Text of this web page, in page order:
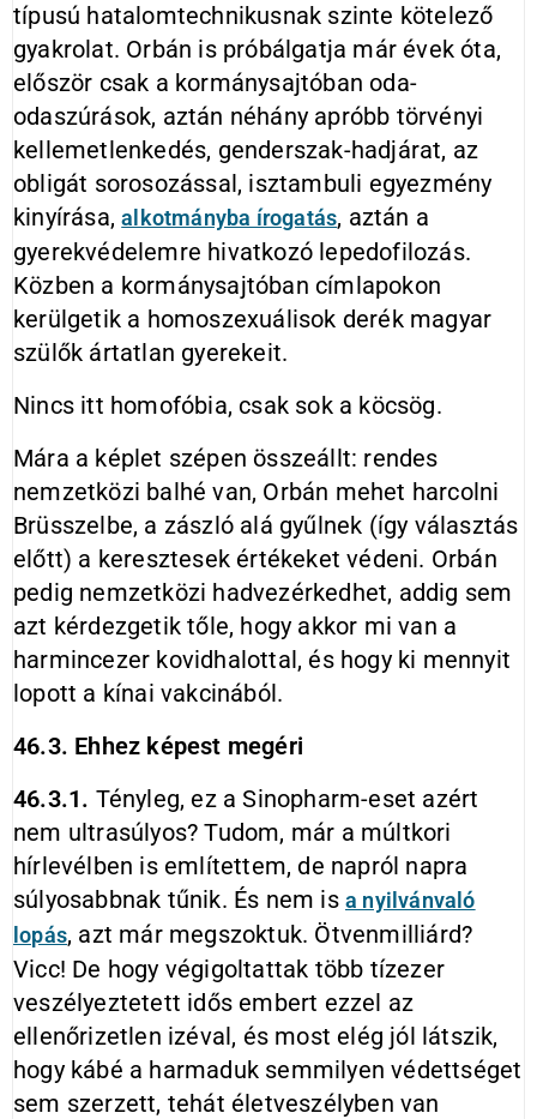
típusú hatalomtechnikusnak szinte kötelező
gyakrolat. Orbán is próbálgatja már évek óta,
először csak a kormánysajtóban oda-
odaszúrások, aztán néhány apróbb törvényi
kellemetlenkedés, genderszak-hadjárat, az
obligát sorosozással, isztambuli egyezmény
kinyírása,alkotmányba írogatás, aztán a
gyerekvédelemre hivatkozó lepedofilozás.
Közben a kormánysajtóban címlapokon
kerülgetik a homoszexuálisok derék magyar
szülők ártatlan gyerekeit.
Nincs itt homofóbia, csak sok a köcsög.
Mára a képlet szépen összeállt: rendes
nemzetközi balhé van, Orbán mehet harcolni
Brüsszelbe, a zászló alá gyűlnek (így választás
előtt) a keresztesek értékeket védeni. Orbán
pedig nemzetközi hadvezérkedhet, addig sem
azt kérdezgetik tőle, hogy akkor mi van a
harmincezer kovidhalottal, és hogy ki mennyit
lopott a kínai vakcinából.
46.3. Ehhez képest megéri
46.3.1. Tényleg, ez a Sinopharm-eset azért
nem ultrasúlyos? Tudom, már a múltkori
hírlevélben is említettem, de napról napra
súlyosabbnak tűnik. És nem is a nyilvánvaló
lopás, azt már megszoktuk. Ötvenmilliárd?
Vicc! De hogy végigoltattak több tízezer
veszélyeztetett idős embert ezzel az
ellenőrizetlen izéval, és most elég jól látszik,
hogy kábé a harmaduk semmilyen védettséget
sem szerzett, tehát életveszélyben van